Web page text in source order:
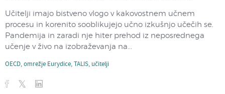
Učitelji imajo bistveno vlogo v kakovostnem učnem
procesu in korenito sooblikujejo učno izkušnjo učečih se.
Pandemija in zaradi nje hiter prehod iz neposrednega
učenje v živo na izobraževanja na...
OECD,omrežje Eurydice,TALIS, učitelji